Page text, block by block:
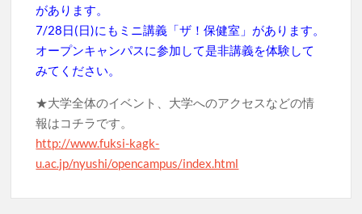
があります。
7/28日(日)にもミニ講義「ザ！保健室」があります。
オープンキャンパスに参加して是非講義を体験して
みてください。
★大学全体のイベント、大学へのアクセスなどの情
報はコチラです。
http://www.fuksi-kagk-
u.ac.jp/nyushi/opencampus/index.html